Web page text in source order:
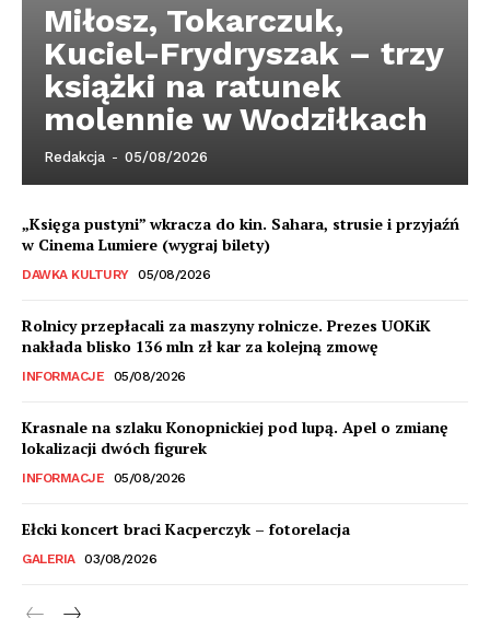
Miłosz, Tokarczuk,
Kuciel-Frydryszak – trzy
książki na ratunek
molennie w Wodziłkach
Redakcja - 05/08/2026
„Księga pustyni” wkracza do kin. Sahara, strusie i przyjaźń
w Cinema Lumiere (wygraj bilety)
DAWKA KULTURY 05/08/2026
Rolnicy przepłacali za maszyny rolnicze. Prezes UOKiK
nakłada blisko 136 mln zł kar za kolejną zmowę
INFORMACJE 05/08/2026
Krasnale na szlaku Konopnickiej pod lupą. Apel o zmianę
lokalizacji dwóch figurek
INFORMACJE 05/08/2026
Ełcki koncert braci Kacperczyk – fotorelacja
GALERIA 03/08/2026